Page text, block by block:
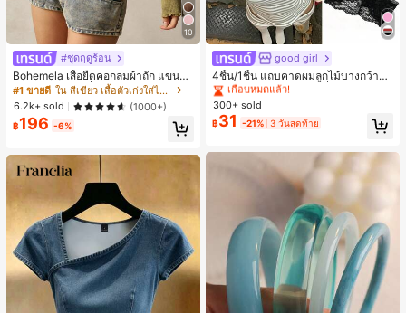
10
#ชุดฤดูร้อน
Bohemela เสื้อยืดคอกลมผ้าถัก แขนยา
ว สีเรียบ ใช้งานทั่วไป สำหรับผู้หญิง
#1 ขายดี
ใน สีเขียว เสื้อตัวเก่งใส่ได้ทุกวัน
6.2k+ sold
(1000+)
฿196 -6%
good girl
4ชิ้น/1ชิ้น แถบคาดผมลูกไม้บางกว้างยื
ดหยุ่นสำหรับผู้หญิง, แฟชั่นอเนกประสง
ค์พรีเมียมหรูหราสไตล์มินิมอล ผ้าพันคอ
เล็กๆ ห่วงผม อุปกรณ์เสริมผม, เหมาะสำ
หรับการออกไปข้างนอกประจำวัน, ลำล
อง, งานปาร์ตี้, การเดินทาง, การพักผ่อ
น, การมัดผม, การจัดทรงผม, การแต่งห
น้า, การจับคู่ชุด, อุปกรณ์เสริมประดับผ
#1 ขายดี
เกือบหมดแล้ว!
#1 ขายดี
เกือบหมดแล้ว!
#1 ขายดี
เกือบหมดแล้ว!
#1 ขายดี
ใน 20-30% อ อุปกรณ์ผมของผู้หญิง
300+ sold
฿31 -21% 3 วันสุดท้าย